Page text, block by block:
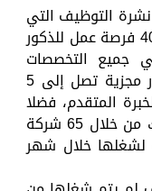
التوظيف التي
تصدرها كل نصف شهر من توفير 4000 فرصة عمل للذكور
جميع التخصصات
والقطاعات الوظيفية المختلفة، بأجور مجزية تصل إلى 5
المتقدم، فضلا
عن التأمين الصحي والاجتماعي، وذلك من خلال 65 شركة
في 15 محافظة لشغلها خلال شهر